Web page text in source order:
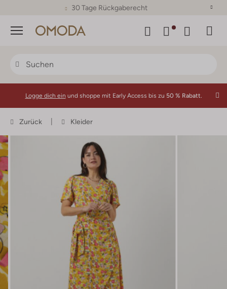
30 Tage Rückgaberecht
Menü
Logge dich ein und shoppe mit Early Access bis zu 50 % Rabatt.
Zurück Kleider